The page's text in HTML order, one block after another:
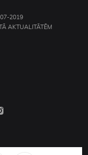
2019
AKTUALITĀTĒM